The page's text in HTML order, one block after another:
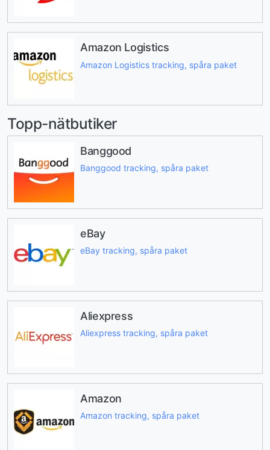
Amazon Logistics
Amazon Logistics tracking, spåra paket
Topp-nätbutiker
Banggood
Banggood tracking, spåra paket
eBay
eBay tracking, spåra paket
Aliexpress
Aliexpress tracking, spåra paket
Amazon
Amazon tracking, spåra paket